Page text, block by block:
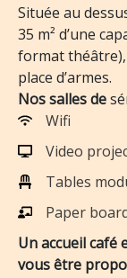
Située au
35 m² d’une
format théâtre),
place d’armes.
Nos salles de
Wifi
Video
Tables
Paper
Un accueil café
vous être